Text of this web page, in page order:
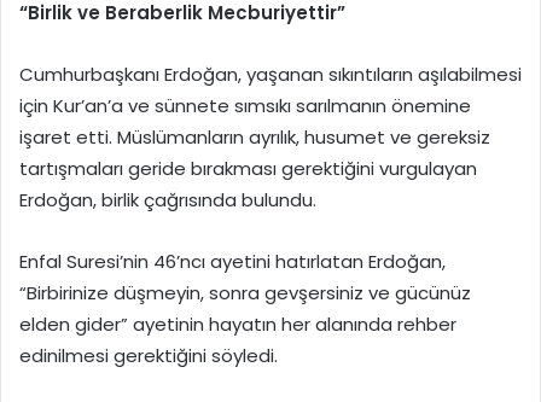
“Birlik ve Beraberlik Mecburiyettir”
Cumhurbaşkanı Erdoğan, yaşanan sıkıntıların aşılabilmesi
için Kur’an’a ve sünnete sımsıkı sarılmanın önemine
işaret etti. Müslümanların ayrılık, husumet ve gereksiz
tartışmaları geride bırakması gerektiğini vurgulayan
Erdoğan, birlik çağrısında bulundu.
Enfal Suresi’nin 46’ncı ayetini hatırlatan Erdoğan,
“Birbirinize düşmeyin, sonra gevşersiniz ve gücünüz
elden gider” ayetinin hayatın her alanında rehber
edinilmesi gerektiğini söyledi.